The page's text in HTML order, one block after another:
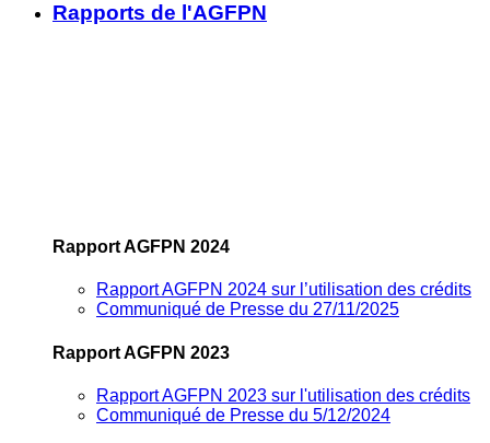
Rapports de l'AGFPN
Rapport AGFPN 2024
Rapport AGFPN 2024 sur l’utilisation des crédits
Communiqué de Presse du 27/11/2025
Rapport AGFPN 2023
Rapport AGFPN 2023 sur l'utilisation des crédits
Communiqué de Presse du 5/12/2024